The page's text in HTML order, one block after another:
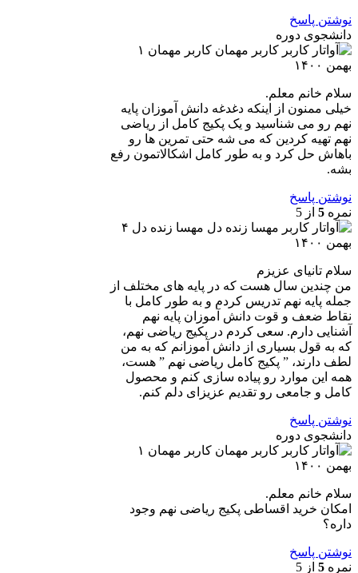
نوشتن پاسخ
دانشجوی دوره
کاربر مهمان ۱
بهمن ۱۴۰۰
سلام خانم معلم.
خیلی ممنون از اینکه دغدغه دانش آموزان پایه
نهم رو می شناسید و یک پکیج کامل از ریاضی
نهم تهیه کردین که می شه حتی تمرین ها رو
باهاش حل کرد و به طور کامل اشکالاتمون رفع
بشه.
نوشتن پاسخ
نمره 5 از 5
مهسا زنده دل ۴
بهمن ۱۴۰۰
سلام تانیای عزیزم
من چندین سال هست که در پایه های مختلف از
جمله پایه نهم تدریس کردم و به طور کامل با
نقاط ضعف و قوت دانش آموزان پایه نهم
آشنایی دارم. سعی کردم در پکیج ریاضی نهم،
که به قول بسیاری از دانش آموزانم که به من
لطف دارند، ” پکیج کامل ریاضی نهم ” هست،
همه این موارد رو پیاده سازی کنم و محصول
کامل و جامعی رو تقدیم عزیزای دلم کنم.
نوشتن پاسخ
دانشجوی دوره
کاربر مهمان ۱
بهمن ۱۴۰۰
سلام خانم معلم.
امکان خرید اقساطی پکیج ریاضی نهم وجود
داره؟
نوشتن پاسخ
نمره 5 از 5